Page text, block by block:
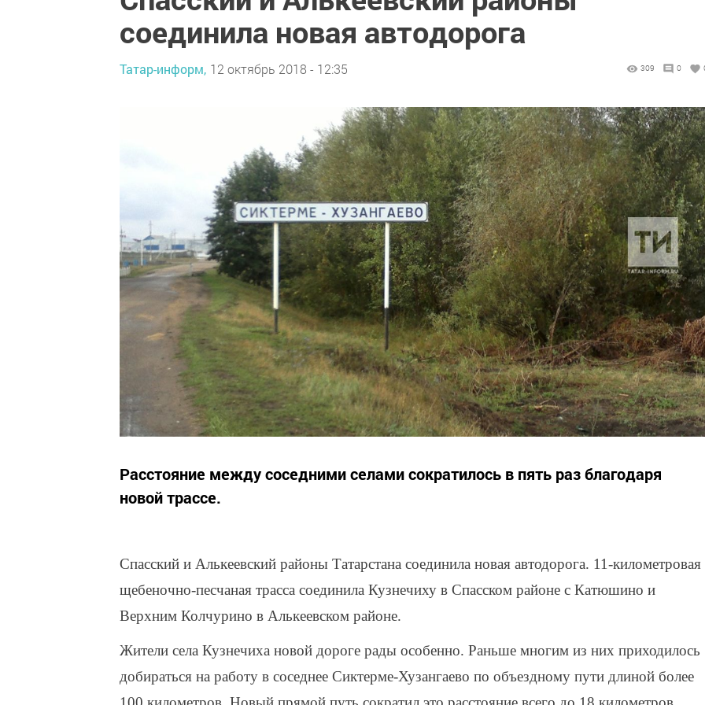
соединила новая автодорога
Татар-информ, 12 октябрь 2018 - 12:35 309 0
Расстояние между соседними селами сократилось в пять раз благодаря
новой трассе.
Спасский и Алькеевский районы Татарстана соединила новая автодорога. 11-километровая
щебеночно-песчаная трасса соединила Кузнечиху в Спасском районе с Катюшино и
Верхним Колчурино в Алькеевском районе.
Жители села Кузнечиха новой дороге рады особенно. Раньше многим из них приходилось
добираться на работу в соседнее Сиктерме-Хузангаево по объездному пути длиной более